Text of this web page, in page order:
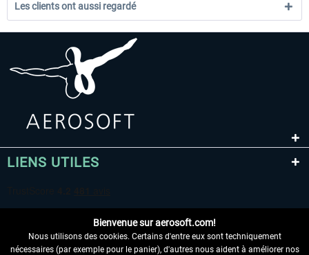
Les clients ont aussi regardé
LIENS UTILES
Bienvenue sur aerosoft.com!
Nous utilisons des cookies. Certains d'entre eux sont techniquement
nécessaires (par exemple pour le panier), d'autres nous aident à améliorer nos